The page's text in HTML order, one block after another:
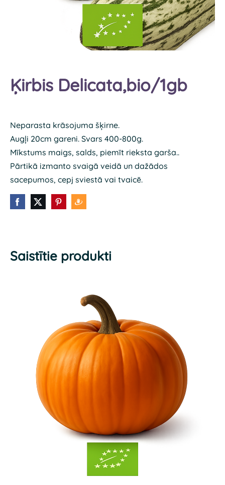
Ķirbis Delicata,bio/1gb
Neparasta krāsojuma šķirne.
Augļi 20cm gareni. Svars 400-800g.
Mīkstums maigs, salds, piemīt rieksta garša..
Pārtikā izmanto svaigā veidā un dažādos
sacepumos, cepj sviestā vai tvaicē.
Saistītie produkti